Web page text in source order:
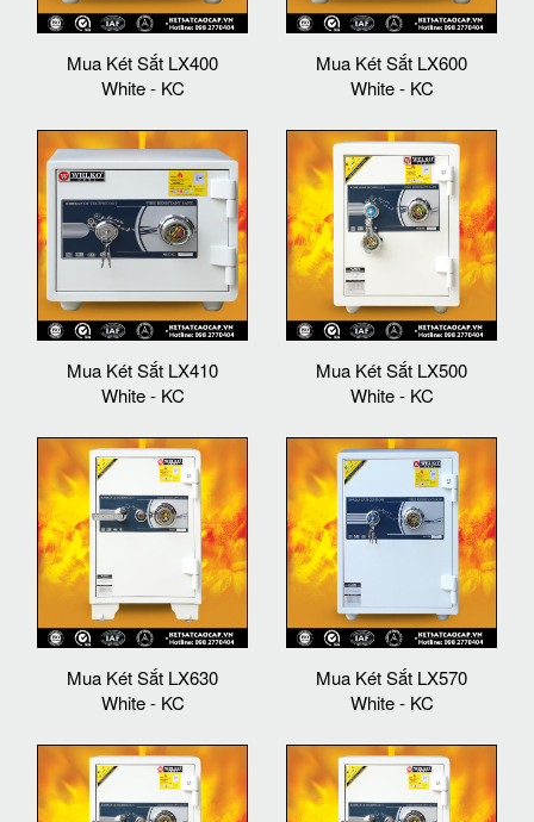
Mua Két Sắt LX400
White - KC
Mua Két Sắt LX600
White - KC
Mua Két Sắt LX410
White - KC
Mua Két Sắt LX500
White - KC
Mua Két Sắt LX630
White - KC
Mua Két Sắt LX570
White - KC